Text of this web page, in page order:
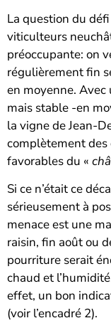
La question du
viticulteurs
préoccupante: on
régulièrement fin
en moyenne.
mais stable -en
la vigne de Jean-
complètement
favorables du «
Si ce n’était ce
sérieusement à
menace est une
raisin, fin août ou
pourriture serait
chaud et
effet, un bon
(voir l’encadré 2).